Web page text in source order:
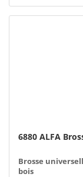
6880 ALFA
Brosse
bois